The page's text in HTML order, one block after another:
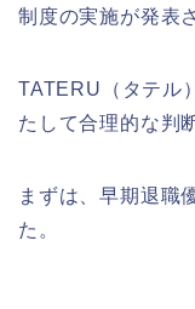
制度の実施が発表
TATERU（タテル
たして合理的な判
まずは、早期退職
た。